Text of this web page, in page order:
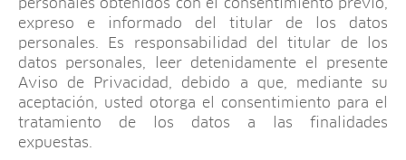
personales obtenidos con el consentimiento previo,
expreso e informado del titular de los datos
personales. Es responsabilidad del titular de los
datos personales, leer detenidamente el presente
Aviso de Privacidad, debido a que, mediante su
aceptación, usted otorga el consentimiento para el
tratamiento de los datos a las finalidades
expuestas.